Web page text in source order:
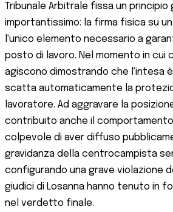
Tribunale Arbitrale fissa un principio
importantissimo: la firma fisica su
l'unico elemento necessario a
posto di lavoro. Nel momento in cui
agiscono dimostrando che l'intesa
scatta automaticamente la
lavoratore. Ad aggravare la
contribuito anche il
colpevole di aver diffuso
gravidanza della centrocampista
configurando una grave violazione
giudici di Losanna hanno tenuto in
nel verdetto finale.